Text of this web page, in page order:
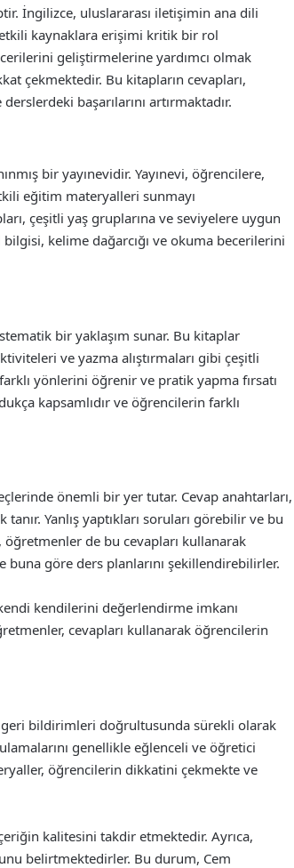
İngilizce, uluslararası iletişimin ana dili
kaynaklara erişimi kritik bir rol
geliştirmelerine yardımcı olmak
çekmektedir. Bu kitapların cevapları,
başarılarını artırmaktadır.
bir yayınevidir. Yayınevi, öğrencilere,
eğitim materyalleri sunmayı
çeşitli yaş gruplarına ve seviyelere uygun
kelime dağarcığı ve okuma becerilerini
bir yaklaşım sunar. Bu kitaplar
ve yazma alıştırmaları gibi çeşitli
yönlerini öğrenir ve pratik yapma fırsatı
kapsamlıdır ve öğrencilerin farklı
önemli bir yer tutar. Cevap anahtarları,
Yanlış yaptıkları soruları görebilir ve bu
öğretmenler de bu cevapları kullanarak
göre ders planlarını şekillendirebilirler.
kendi kendilerini değerlendirme imkanı
cevapları kullanarak öğrencilerin
geri bildirimleri doğrultusunda sürekli olarak
genellikle eğlenceli ve öğretici
öğrencilerin dikkatini çekmekte ve
kalitesini takdir etmektedir. Ayrıca,
belirtmektedirler. Bu durum, Cem